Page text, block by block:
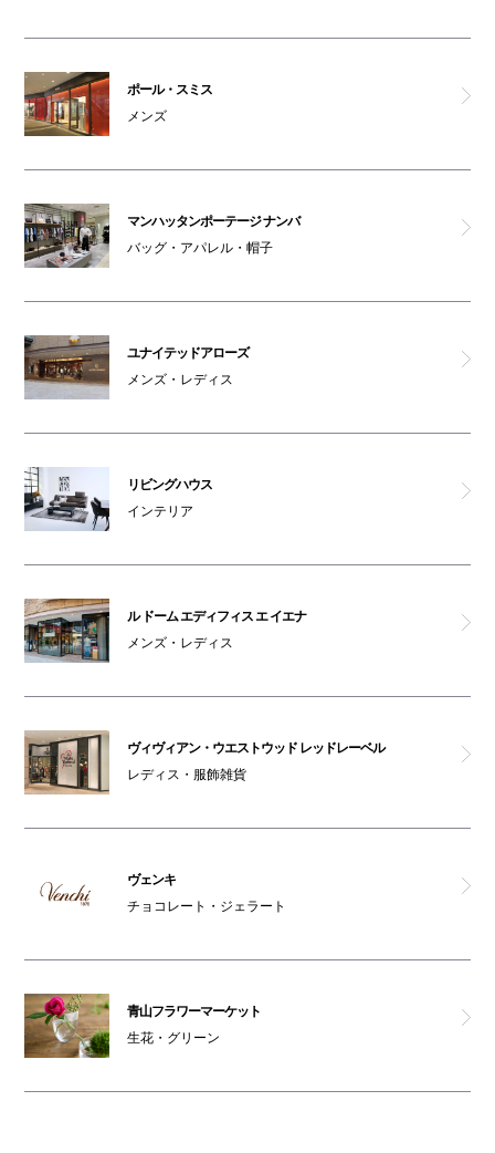
ポール・スミス
メンズ
マンハッタンポーテージ ナンバ
バッグ・アパレル・帽子
ユナイテッドアローズ
メンズ・レディス
リビングハウス
インテリア
ル ドーム エディフィス エ イエナ
メンズ・レディス
ヴィヴィアン・ウエストウッド レッドレーベル
レディス・服飾雑貨
ヴェンキ
チョコレート・ジェラート
青山フラワーマーケット
生花・グリーン